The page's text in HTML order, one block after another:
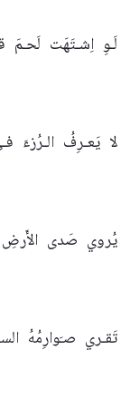
لَـوِ اِشـتَهَت لَحـمَ
لا يَعـرِفُ الـرُزءَ
يُروي صَدى الأَرضِ
تَقـري صـَوارِمُهُ